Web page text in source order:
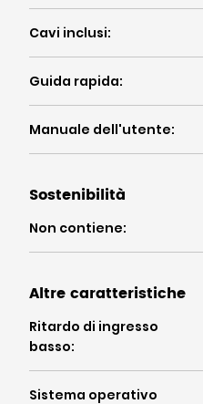
Cavi inclusi:
Guida rapida:
Manuale dell'utente:
Sostenibilità
Non contiene:
Altre caratteristiche
Ritardo di ingresso
basso:
Sistema operativo